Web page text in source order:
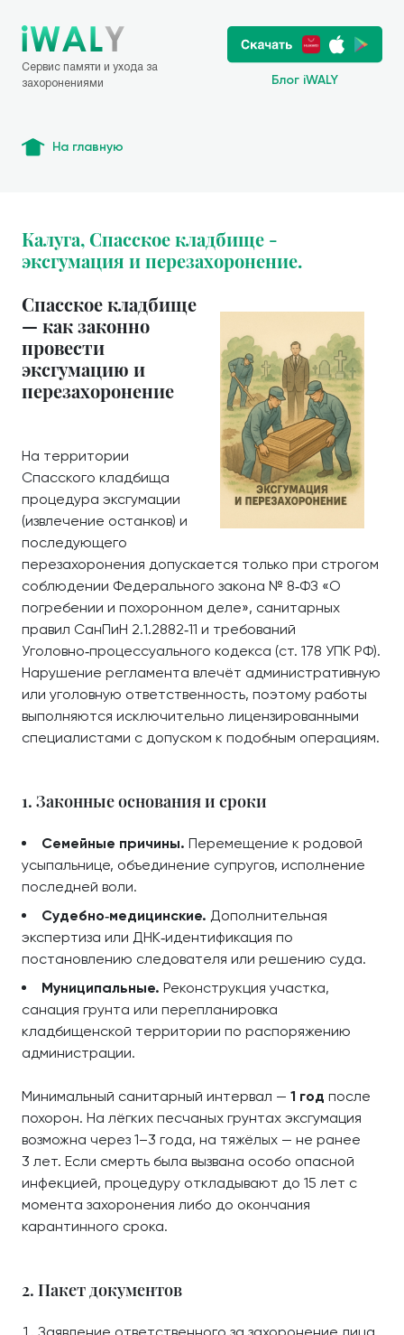
Сервис памяти и ухода за
захоронениями
Блог iWALY
На главную
Калуга, Спасское кладбище -
эксгумация и перезахоронение.
Спасское кладбище
— как законно
провести
эксгумацию и
перезахоронение
На территории
Спасского кладбища
процедура эксгумации
(извлечение останков) и
последующего
перезахоронения допускается только при строгом
соблюдении Федерального закона № 8‑ФЗ «О
погребении и похоронном деле», санитарных
правил СанПиН 2.1.2882‑11 и требований
Уголовно‑процессуального кодекса (ст. 178 УПК РФ).
Нарушение регламента влечёт административную
или уголовную ответственность, поэтому работы
выполняются исключительно лицензированными
специалистами с допуском к подобным операциям.
1. Законные основания и сроки
Семейные причины. Перемещение к родовой
усыпальнице, объединение супругов, исполнение
последней воли.
Судебно‑медицинские. Дополнительная
экспертиза или ДНК‑идентификация по
постановлению следователя или решению суда.
Муниципальные. Реконструкция участка,
санация грунта или перепланировка
кладбищенской территории по распоряжению
администрации.
Минимальный санитарный интервал — 1 год после
похорон. На лёгких песчаных грунтах эксгумация
возможна через 1–3 года, на тяжёлых — не ранее
3 лет. Если смерть была вызвана особо опасной
инфекцией, процедуру откладывают до 15 лет с
момента захоронения либо до окончания
карантинного срока.
2. Пакет документов